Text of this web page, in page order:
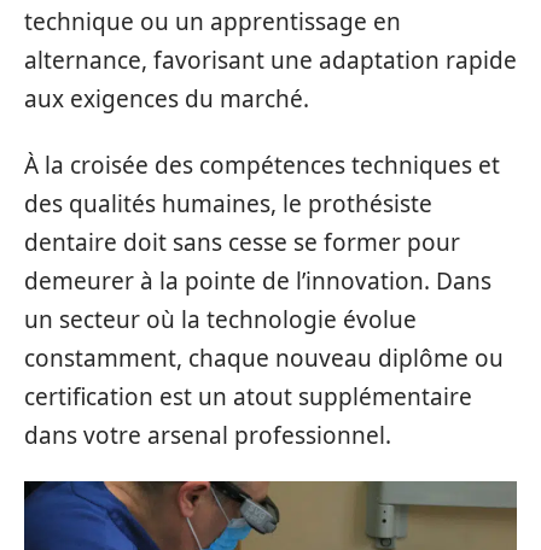
technique ou un apprentissage en
alternance, favorisant une adaptation rapide
aux exigences du marché.
À la croisée des compétences techniques et
des qualités humaines, le prothésiste
dentaire doit sans cesse se former pour
demeurer à la pointe de l’innovation. Dans
un secteur où la technologie évolue
constamment, chaque nouveau diplôme ou
certification est un atout supplémentaire
dans votre arsenal professionnel.